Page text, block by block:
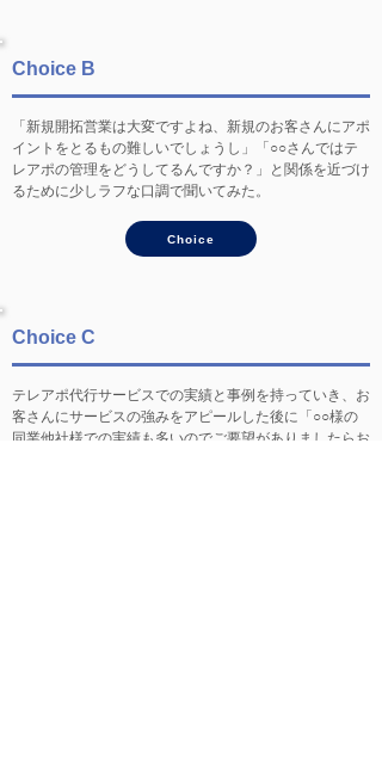
Choice B
「新規開拓営業は大変ですよね、新規のお客さんにアポ
イントをとるもの難しいでしょうし」「○○さんではテ
レアポの管理をどうしてるんですか？」と関係を近づけ
るために少しラフな口調で聞いてみた。
Choice
Choice C
テレアポ代行サービスでの実績と事例を持っていき、お
客さんにサービスの強みをアピールした後に「○○様の
同業他社様での実績も多いのでご要望がありましたらお